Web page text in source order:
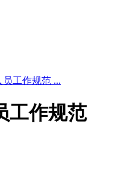
员工作规范 ...
工作规范